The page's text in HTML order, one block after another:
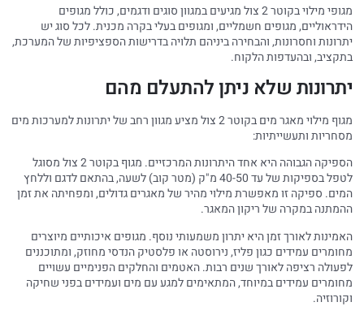
מגופי מילוי בקוטר 2 צול מגיעים במגוון סוגים ודגמים, כולל מגופים
הידראוליים, מגופים חשמליים, ומגופים בעלי בקרה מכנית. לכל סוג יש
יתרונות וחסרונות, והבחירה ביניהם תלויה בדרישות הספציפיות של המערכת,
בתקציב, ובהעדפות הלקוח.
יתרונות שלא ניתן להתעלם מהם
מגוף מילוי מאגר מים בקוטר 2 צול מציע מגוון רחב של יתרונות למערכות מים
מסחריות ותעשייתיות:
הספיקה הגבוהה היא אחד היתרונות המרכזיים. מגוף בקוטר 2 צול מסוגל
לטפל בספיקות של עד 40-50 מ"ק (מטר קוב) לשעה, בהתאם לדגם וללחץ
המים. ספיקה זו מאפשרת מילוי מהיר של מאגרים גדולים, ומפחיתה את זמן
ההמתנה במקרה של ריקון המאגר.
האמינות לאורך זמן היא יתרון משמעותי נוסף. מגופים איכותיים מיוצרים
מחומרים עמידים כגון פליז, נירוסטה או פלסטיק הנדסי מחוזק, ומתוכננים
לפעולה רציפה לאורך שנים רבות. האטמים והחלקים הפנימיים עשויים
מחומרים עמידים במיוחד, המתאימים למגע עם מים ועמידים בפני שחיקה
וקורוזיה.